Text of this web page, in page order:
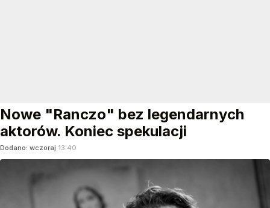
Nowe "Ranczo" bez legendarnych
aktorów. Koniec spekulacji
Dodano: wczoraj 13:40